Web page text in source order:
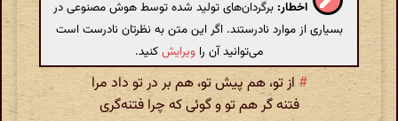
اخطار: برگردان‌های تولید شده توسط هوش مصنوعی در
بسیاری از موارد نادرستند. اگر این متن به نظرتان نادرست است
می‌توانید آن را ویرایشکنید.
# از تو، هم پیش تو، هم بر در تو داد مرا
فتنه گر هم تو و گوئی که چرا فتنه‌گری